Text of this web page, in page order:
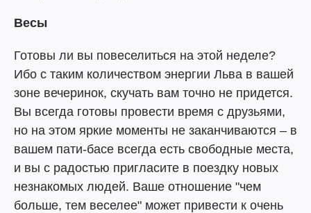
Весы
Готовы ли вы повеселиться на этой неделе?
Ибо с таким количеством энергии Льва в вашей
зоне вечеринок, скучать вам точно не придется.
Вы всегда готовы провести время с друзьями,
но на этом яркие моменты не заканчиваются – в
вашем пати-басе всегда есть свободные места,
и вы с радостью пригласите в поездку новых
незнакомых людей. Ваше отношение "чем
больше, тем веселее" может привести к очень